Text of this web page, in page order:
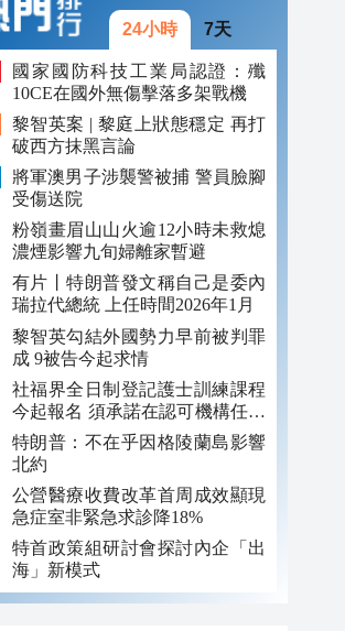
24小時 7天
國家國防科技工業局認證：殲
10CE在國外無傷擊落多架戰機
黎智英案 | 黎庭上狀態穩定 再打
破西方抹黑言論
將軍澳男子涉襲警被捕 警員臉腳
受傷送院
粉嶺畫眉山山火逾12小時未救熄
濃煙影響九旬婦離家暫避
有片丨特朗普發文稱自己是委內
瑞拉代總統 上任時間2026年1月
黎智英勾結外國勢力早前被判罪
成 9被告今起求情
社福界全日制登記護士訓練課程
今起報名 須承諾在認可機構任職
至少三年
特朗普：不在乎因格陵蘭島影響
北約
公營醫療收費改革首周成效顯現
急症室非緊急求診降18%
特首政策組研討會探討內企「出
海」新模式